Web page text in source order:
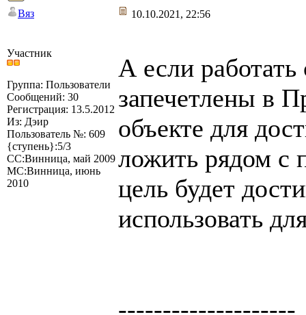
Вяз 10.10.2021, 22:56
Участник
Группа: Пользователи
Сообщений: 30
Регистрация: 13.5.2012
Из: Дэир
Пользователь №: 609
{ступень}:5/3
СС:Винница, май 2009
МС:Винница, июнь
2010
А если
запечетлены в
объекте для
ложить рядом с
цель будет
использовать
--------------------